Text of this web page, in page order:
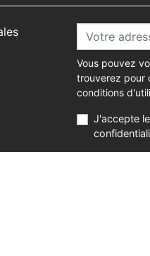
Vous pouvez
trouverez pour
conditions
J'accepte